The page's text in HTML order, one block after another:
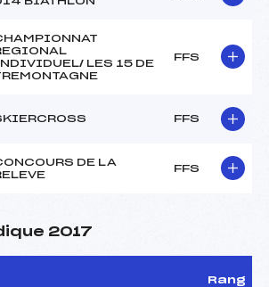
LES 15 DE
FFS
FFS
DE LA
FFS
2017
Rang